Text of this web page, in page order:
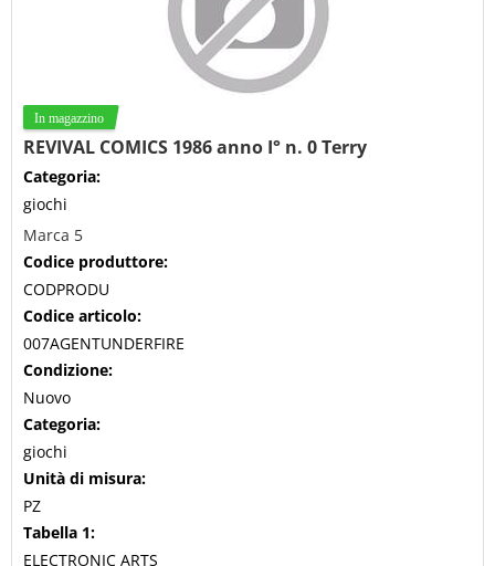
REVIVAL COMICS 1986 anno I° n. 0 Terry
Categoria:
giochi
Marca 5
Codice produttore:
CODPRODU
Codice articolo:
007AGENTUNDERFIRE
Condizione:
Nuovo
Categoria:
giochi
Unità di misura:
PZ
Tabella 1:
ELECTRONIC ARTS